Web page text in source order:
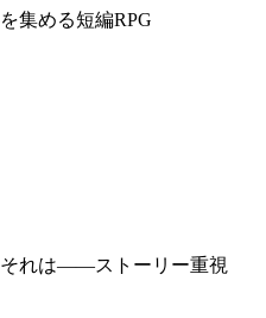
集める短編RPG
れは――ストーリー重視